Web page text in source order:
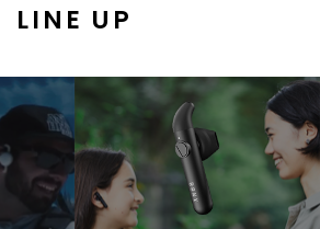
BONX GEAR
miniのご購入・レンタル
LINE UP